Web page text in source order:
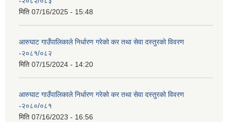
मिति 07/16/2025 - 15:48
आरुघाट गाउँपालिकाले निर्धारण गरेको कर तथा सेवा दस्तुरको विवरण
-२०८१/०८२
मिति 07/15/2024 - 14:20
आरुघाट गाउँपालिकाले निर्धारण गरेको कर तथा सेवा दस्तुरको विवरण
-२०८०/०८१
मिति 07/16/2023 - 16:56